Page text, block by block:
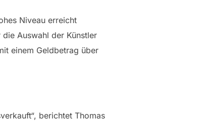
Niveau erreicht
Auswahl der Künstler
einem Geldbetrag über
berichtet Thomas